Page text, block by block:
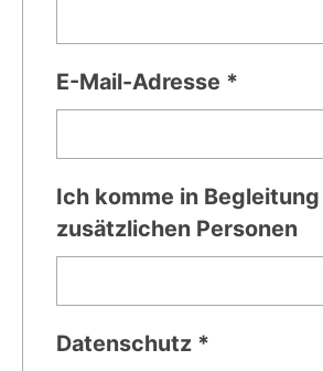
E-Mail-Adresse *
Ich komme in
zusätzlichen Personen
Datenschutz *